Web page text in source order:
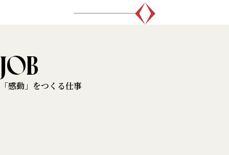
JOB
「感動」をつくる仕事